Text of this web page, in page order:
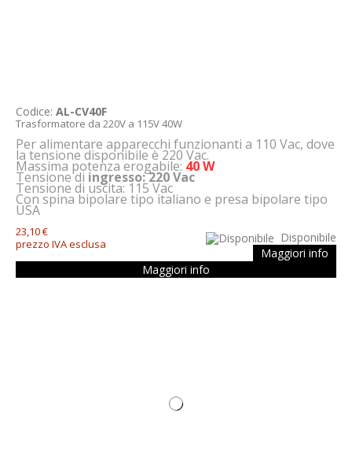
Codice: AL-CV40F
Trasformatore da 220V a 115V 40W
Per alimentare apparecchi funzionanti a 110 Vac, dove
la tensione disponibile è 220 Vac.
Massima potenza erogabile: 40 W
Tensione diingresso: 220 Vac
Tensione di uscita: 115 Vac
Con spina bipolare tipo italiano e presa bipolare tipo
USA
23,10 €
prezzo IVA esclusa
Disponibile
Maggiori info
Maggiori info